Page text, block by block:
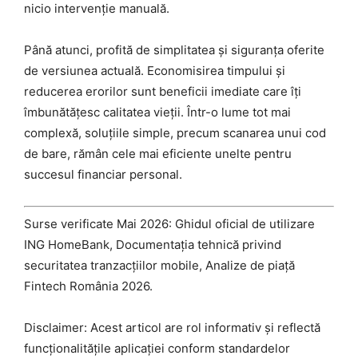
nicio intervenție manuală.
Până atunci, profită de simplitatea și siguranța oferite
de versiunea actuală. Economisirea timpului și
reducerea erorilor sunt beneficii imediate care îți
îmbunătățesc calitatea vieții. Într-o lume tot mai
complexă, soluțiile simple, precum scanarea unui cod
de bare, rămân cele mai eficiente unelte pentru
succesul financiar personal.
Surse verificate Mai 2026: Ghidul oficial de utilizare
ING HomeBank, Documentația tehnică privind
securitatea tranzacțiilor mobile, Analize de piață
Fintech România 2026.
Disclaimer: Acest articol are rol informativ și reflectă
funcționalitățile aplicației conform standardelor